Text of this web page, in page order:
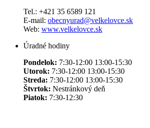
Tel.: +421 35 6589 121
E-mail: obecnyurad@velkelovce.sk
Web: www.velkelovce.sk
Úradné hodiny
Pondelok: 7:30-12:00 13:00-15:30
Utorok: 7:30-12:00 13:00-15:30
Streda: 7:30-12:00 13:00-15:30
Štvrtok: Nestránkový deň
Piatok: 7:30-12:30